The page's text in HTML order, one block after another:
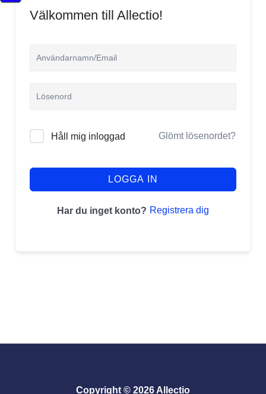
Välkommen till Allectio!
Håll mig inloggad Glömt lösenordet?
LOGGA IN
Har du inget konto? Registrera dig
Copyright © 2026 Allectio